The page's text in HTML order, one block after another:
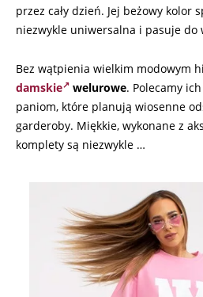
przez cały dzień. Jej beżowy kolor
niezwykle uniwersalna i pasuje do
Bez wątpienia wielkim modowym
damskie
welurowe. Polecamy
paniom, które planują wiosenne
garderoby. Miękkie, wykonane z
komplety są niezwykle …